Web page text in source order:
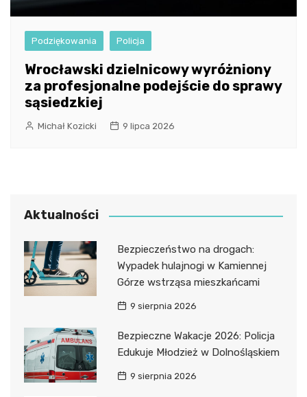
Podziękowania Policja
Wrocławski dzielnicowy wyróżniony
za profesjonalne podejście do sprawy
sąsiedzkiej
Michał Kozicki 9 lipca 2026
Aktualności
Bezpieczeństwo na drogach:
Wypadek hulajnogi w Kamiennej
Górze wstrząsa mieszkańcami
9 sierpnia 2026
Bezpieczne Wakacje 2026: Policja
Edukuje Młodzież w Dolnośląskiem
9 sierpnia 2026